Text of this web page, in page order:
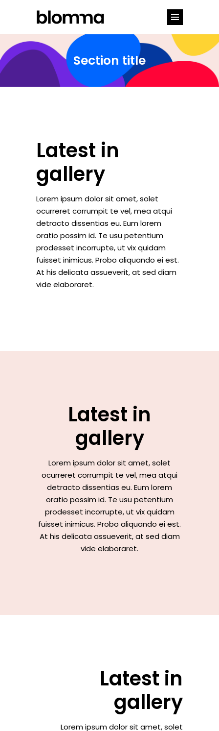
Section title
Latest in
gallery
Lorem ipsum dolor sit amet, solet
ocurreret corrumpit te vel, mea atqui
detracto dissentias eu. Eum lorem
oratio possim id. Te usu petentium
prodesset incorrupte, ut vix quidam
fuisset inimicus. Probo aliquando ei est.
At his delicata assueverit, at sed diam
vide elaboraret.
Latest in
gallery
Lorem ipsum dolor sit amet, solet
ocurreret corrumpit te vel, mea atqui
detracto dissentias eu. Eum lorem
oratio possim id. Te usu petentium
prodesset incorrupte, ut vix quidam
fuisset inimicus. Probo aliquando ei est.
At his delicata assueverit, at sed diam
vide elaboraret.
Latest in
gallery
Lorem ipsum dolor sit amet, solet